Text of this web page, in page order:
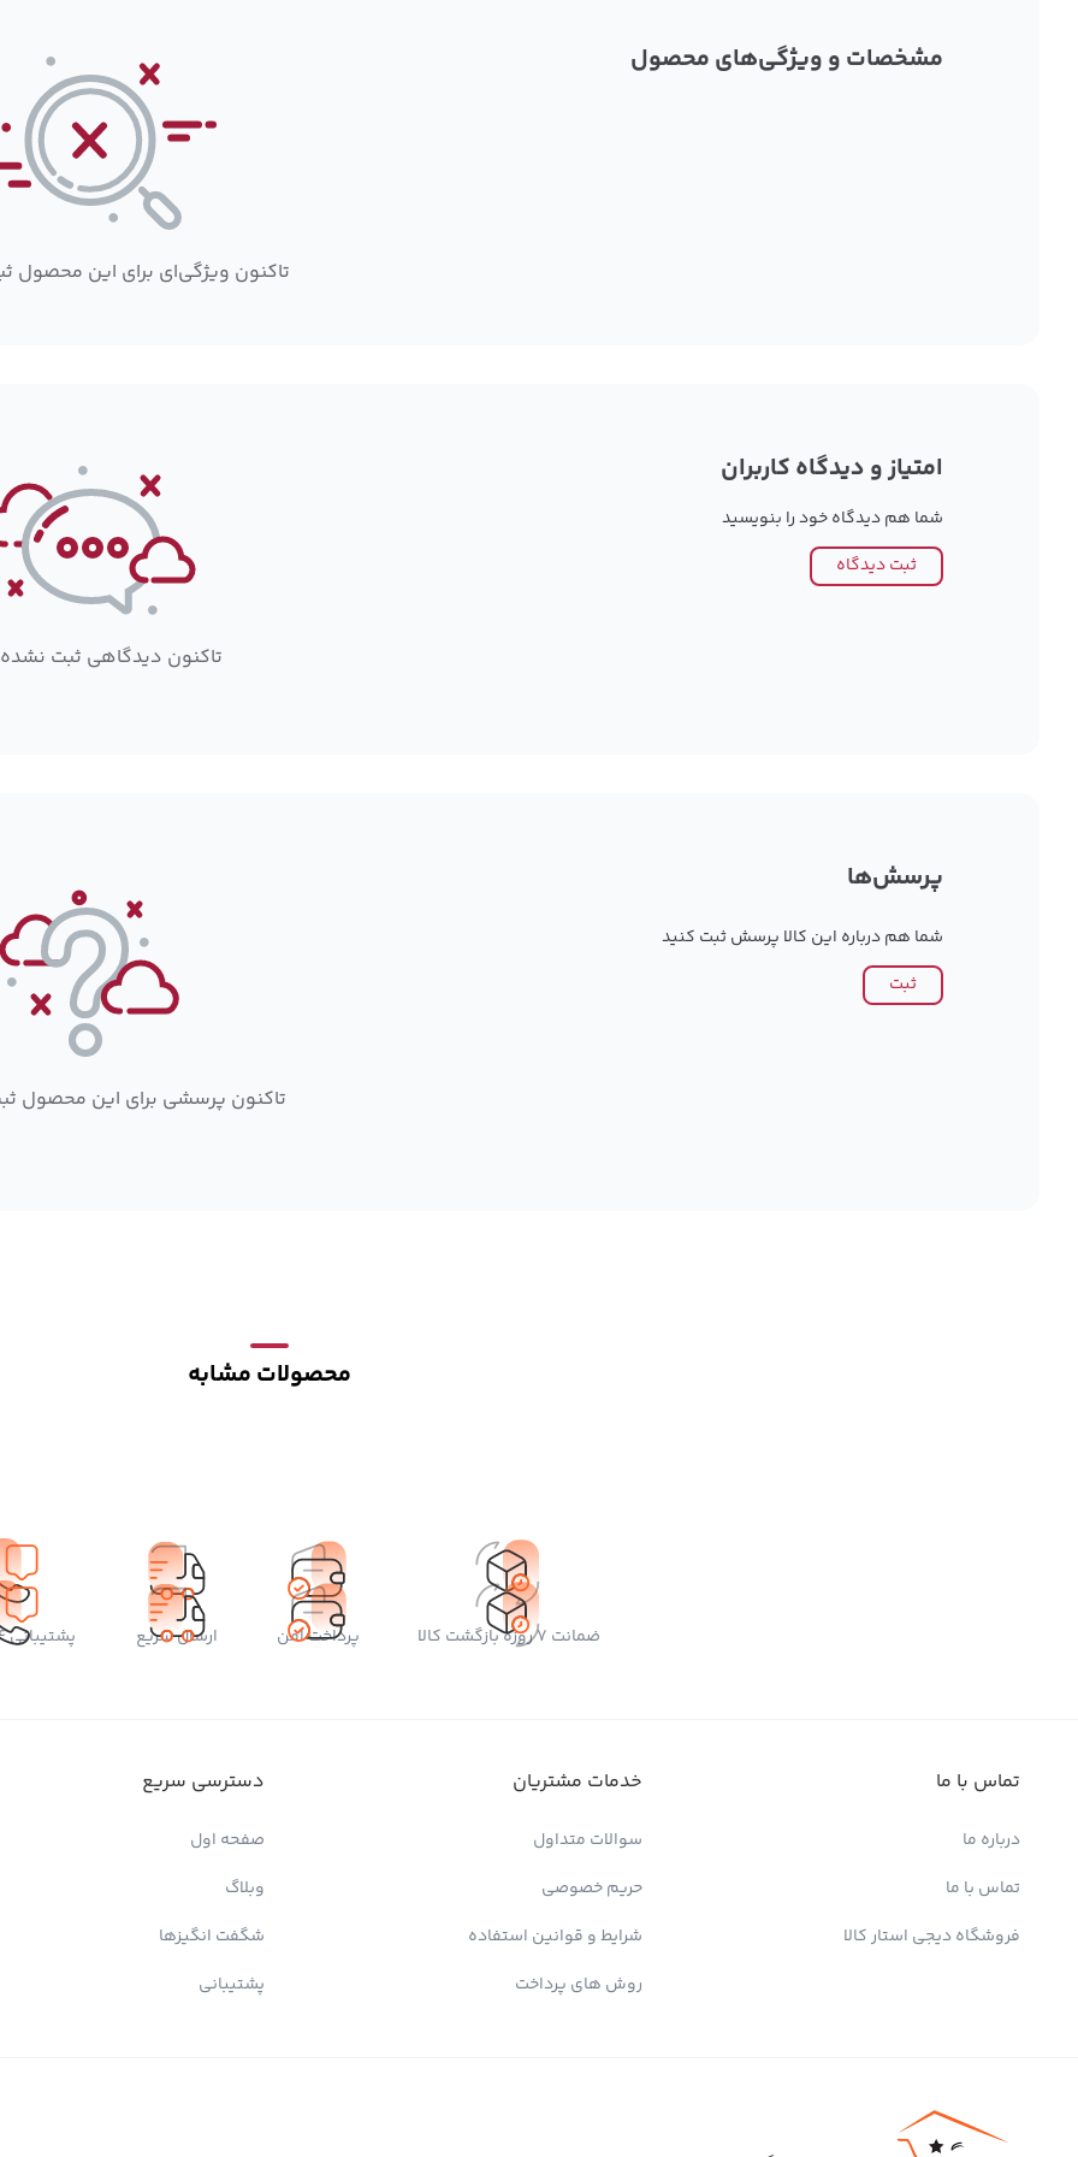
مشخصات و ویژگی‌های محصول
تاکنون ویژگی‌ای برای این
امتیاز و دیدگاه کاربران
شما هم دیدگاه خود را بنویسید
ثبت دیدگاه
تاکنون دیدگاهی ثبت
پرسش‌ها
شما هم درباره این کالا پرسش ثبت کنید
ثبت
تاکنون پرسشی برای این محصول
محصولات مشابه
ضمانت 7 روزه بازگشت کالا پرداخت امن ارسال سریع پشتیبانی 24 ساعته
تماس با ما
درباره ما
تماس با ما
فروشگاه دیجی استار کالا
خدمات مشتریان
سوالات متداول
حریم خصوصی
شرایط و قوانین استفاده
روش های پرداخت
دسترسی سریع
صفحه اول
وبلاگ
شگفت انگیزها
پشتیبانی